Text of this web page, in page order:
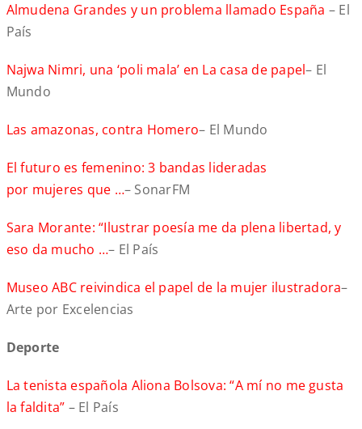
Almudena Grandes y un problema llamado España – El
País
Najwa Nimri, una ‘poli mala’ en La casa de papel– El
Mundo
Las amazonas, contra Homero– El Mundo
El futuro es femenino: 3 bandas lideradas
por mujeres que …– SonarFM
Sara Morante: “Ilustrar poesía me da plena libertad, y
eso da mucho …– El País
Museo ABC reivindica el papel de la mujer ilustradora–
Arte por Excelencias
Deporte
La tenista española Aliona Bolsova: “A mí no me gusta
la faldita” – El País